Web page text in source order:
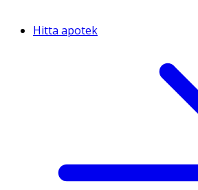
Hitta apotek